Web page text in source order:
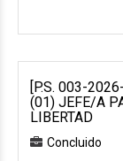
[P.S. 003-
(01) JEFE/A
LIBERTAD
Concluido